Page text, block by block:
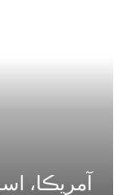
آمريڪا،